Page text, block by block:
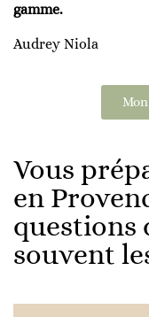
gamme.
Audrey Niola
Vous
en
questions
souvent